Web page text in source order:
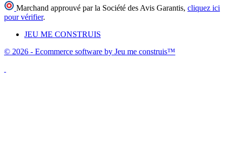
Marchand approuvé par la Société des Avis Garantis, cliquez ici
pour vérifier.
JEU ME CONSTRUIS
© 2026 - Ecommerce software by Jeu me construis™